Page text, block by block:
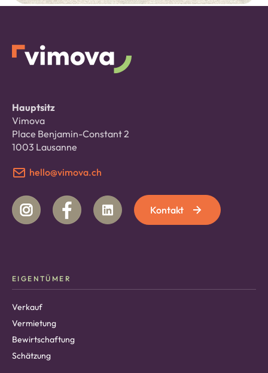
Hauptsitz
Vimova
Place Benjamin-Constant 2
1003 Lausanne
hello@vimova.ch
Kontakt
EIGENTÜMER
Verkauf
Vermietung
Bewirtschaftung
Schätzung